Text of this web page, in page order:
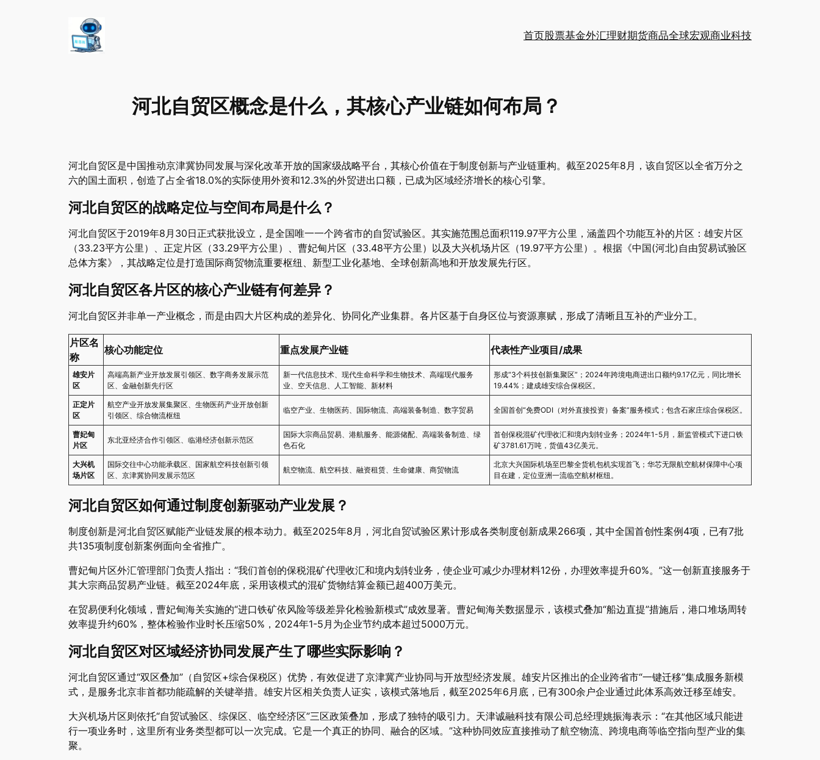
首页股票基金外汇理财期货商品全球宏观商业科技
河北自贸区概念是什么，其核心产业链如何布局？
河北自贸区是中国推动京津冀协同发展与深化改革开放的国家级战略平台，其核心价值在于制度创新与产业链重构。截至2025年8月，该自贸区以全省万分之
六的国土面积，创造了占全省18.0%的实际使用外资和12.3%的外贸进出口额，已成为区域经济增长的核心引擎。
河北自贸区的战略定位与空间布局是什么？
河北自贸区于2019年8月30日正式获批设立，是全国唯一一个跨省市的自贸试验区。其实施范围总面积119.97平方公里，涵盖四个功能互补的片区：雄安片区
（33.23平方公里）、正定片区（33.29平方公里）、曹妃甸片区（33.48平方公里）以及大兴机场片区（19.97平方公里）。根据《中国(河北)自由贸易试验区
总体方案》，其战略定位是打造国际商贸物流重要枢纽、新型工业化基地、全球创新高地和开放发展先行区。
河北自贸区各片区的核心产业链有何差异？
河北自贸区并非单一产业概念，而是由四大片区构成的差异化、协同化产业集群。各片区基于自身区位与资源禀赋，形成了清晰且互补的产业分工。
片区名
称
核心功能定位 重点发展产业链 代表性产业项目/成果
雄安片
区
高端高新产业开放发展引领区、数字商务发展示范
区、金融创新先行区
新一代信息技术、现代生命科学和生物技术、高端现代服务
业、空天信息、人工智能、新材料
形成“3个科技创新集聚区”；2024年跨境电商进出口额约9.17亿元，同比增长
19.44%；建成雄安综合保税区。
正定片
区
航空产业开放发展集聚区、生物医药产业开放创新
引领区、综合物流枢纽
临空产业、生物医药、国际物流、高端装备制造、数字贸易 全国首创“免费ODI（对外直接投资）备案”服务模式；包含石家庄综合保税区。
曹妃甸
片区
东北亚经济合作引领区、临港经济创新示范区
国际大宗商品贸易、港航服务、能源储配、高端装备制造、绿
色石化
首创保税混矿代理收汇和境内划转业务；2024年1-5月，新监管模式下进口铁
矿3781.61万吨，货值43亿美元。
大兴机
场片区
国际交往中心功能承载区、国家航空科技创新引领
区、京津冀协同发展示范区
航空物流、航空科技、融资租赁、生命健康、商贸物流
北京大兴国际机场至巴黎全货机包机实现首飞；华芯无限航空航材保障中心项
目在建，定位亚洲一流临空航材枢纽。
河北自贸区如何通过制度创新驱动产业发展？
制度创新是河北自贸区赋能产业链发展的根本动力。截至2025年8月，河北自贸试验区累计形成各类制度创新成果266项，其中全国首创性案例4项，已有7批
共135项制度创新案例面向全省推广。
曹妃甸片区外汇管理部门负责人指出：“我们首创的保税混矿代理收汇和境内划转业务，使企业可减少办理材料12份，办理效率提升60%。”这一创新直接服务于
其大宗商品贸易产业链。截至2024年底，采用该模式的混矿货物结算金额已超400万美元。
在贸易便利化领域，曹妃甸海关实施的“进口铁矿依风险等级差异化检验新模式”成效显著。曹妃甸海关数据显示，该模式叠加“船边直提”措施后，港口堆场周转
效率提升约60%，整体检验作业时长压缩50%，2024年1-5月为企业节约成本超过5000万元。
河北自贸区对区域经济协同发展产生了哪些实际影响？
河北自贸区通过“双区叠加”（自贸区+综合保税区）优势，有效促进了京津冀产业协同与开放型经济发展。雄安片区推出的企业跨省市“一键迁移”集成服务新模
式，是服务北京非首都功能疏解的关键举措。雄安片区相关负责人证实，该模式落地后，截至2025年6月底，已有300余户企业通过此体系高效迁移至雄安。
大兴机场片区则依托“自贸试验区、综保区、临空经济区”三区政策叠加，形成了独特的吸引力。天津诚融科技有限公司总经理姚振海表示：“在其他区域只能进
行一项业务时，这里所有业务类型都可以一次完成。它是一个真正的协同、融合的区域。”这种协同效应直接推动了航空物流、跨境电商等临空指向型产业的集
聚。